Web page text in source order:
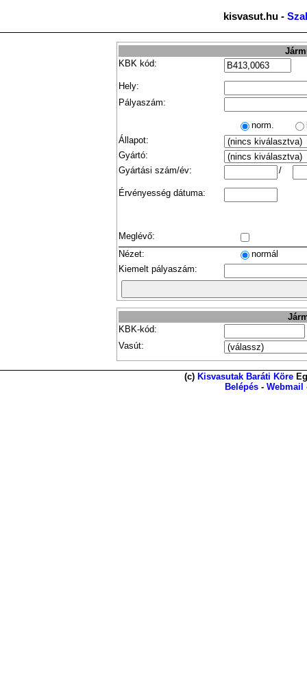
kisvasut.hu -
KBK kód:
Hely:
Pályaszám:
norm.
Állapot:
Gyártó:
Gyártási szám/év:
/
Érvényesség dátuma:
Meglévő:
Nézet:
normál
Kiemelt pályaszám:
KBK-kód:
Vasút:
(c) Kisvasutak Baráti Köre
Belépés - Webmail